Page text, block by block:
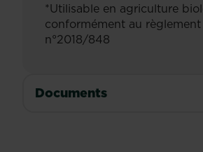
*Utilisable en agriculture
conformément au règlement
n°2018/848
Documents